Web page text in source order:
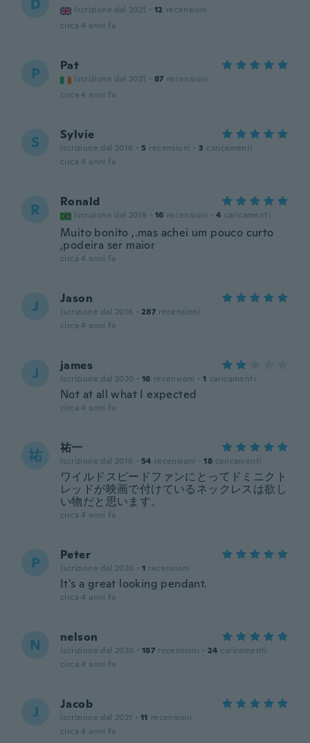
D Iscrizione dal 2021 · 12 recensioni
circa 4 anni fa
P Pat
Iscrizione dal 2021 · 87 recensioni
circa 4 anni fa
S Sylvie
Iscrizione dal 2016 · 5 recensioni · 3 caricamenti
circa 4 anni fa
R Ronald
Iscrizione dal 2019 · 16 recensioni · 4 caricamenti
Muito bonito ,.mas achei um pouco curto
,podeira ser maior
circa 4 anni fa
J Jason
Iscrizione dal 2016 · 287 recensioni
circa 4 anni fa
J james
Iscrizione dal 2020 · 16 recensioni · 1 caricamenti
Not at all what I expected
circa 4 anni fa
祐 祐一
Iscrizione dal 2018 · 54 recensioni · 18 caricamenti
ワイルドスピードファンにとってドミニクト
レッドが映画で付けているネックレスは欲し
い物だと思います。
circa 4 anni fa
P Peter
Iscrizione dal 2020 · 1 recensioni
It's a great looking pendant.
circa 4 anni fa
N nelson
Iscrizione dal 2020 · 187 recensioni · 24 caricamenti
circa 4 anni fa
J Jacob
Iscrizione dal 2021 · 11 recensioni
circa 4 anni fa